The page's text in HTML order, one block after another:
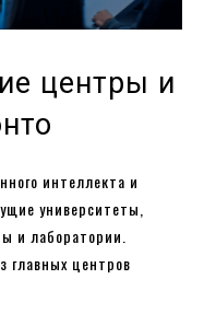
центры и
интеллекта и
университеты,
и лаборатории.
главных центров